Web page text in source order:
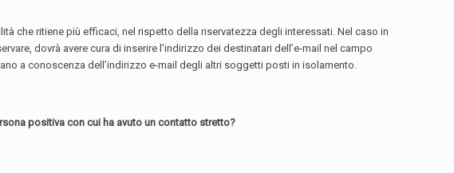
che ritiene più efficaci, nel rispetto della riservatezza degli interessati. Nel caso in
dovrà avere cura di inserire l’indirizzo dei destinatari dell’e-mail nel campo
a conoscenza dell’indirizzo e-mail degli altri soggetti posti in isolamento.
positiva con cui ha avuto un contatto stretto?